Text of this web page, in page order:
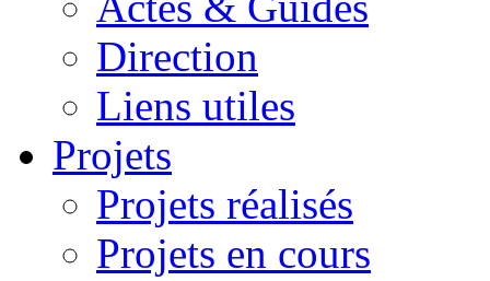
Direction
Liens utiles
Projets
Projets réalisés
Projets en cours